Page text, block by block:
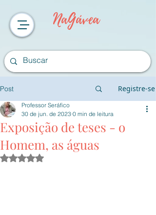
NaGávea
Post Registre-se
Exposição de teses - o
Homem, as águas
Professor Seráfico
30 de jun. de 2023 0 min de leitura
Avaliado com NaN de 5 estrelas.